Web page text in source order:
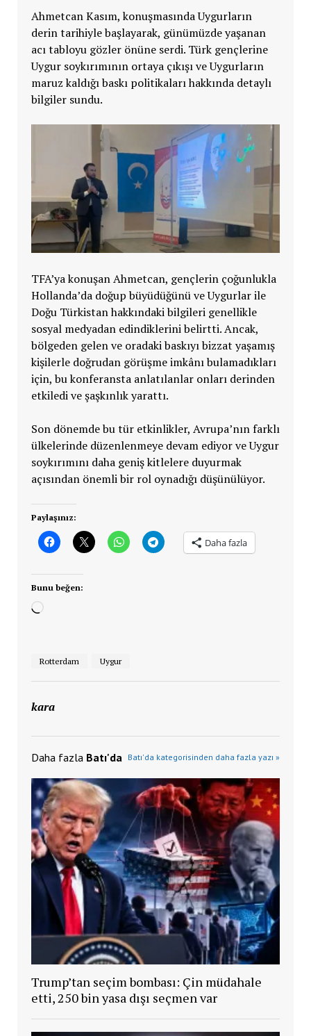
Ahmetcan Kasım, konuşmasında Uygurların
derin tarihiyle başlayarak, günümüzde yaşanan
acı tabloyu gözler önüne serdi. Türk gençlerine
Uygur soykırımının ortaya çıkışı ve Uygurların
maruz kaldığı baskı politikaları hakkında detaylı
bilgiler sundu.
TFA’ya konuşan Ahmetcan, gençlerin çoğunlukla
Hollanda’da doğup büyüdüğünü ve Uygurlar ile
Doğu Türkistan hakkındaki bilgileri genellikle
sosyal medyadan edindiklerini belirtti. Ancak,
bölgeden gelen ve oradaki baskıyı bizzat yaşamış
kişilerle doğrudan görüşme imkânı bulamadıkları
için, bu konferansta anlatılanlar onları derinden
etkiledi ve şaşkınlık yarattı.
Son dönemde bu tür etkinlikler, Avrupa’nın farklı
ülkelerinde düzenlenmeye devam ediyor ve Uygur
soykırımını daha geniş kitlelere duyurmak
açısından önemli bir rol oynadığı düşünülüyor.
Paylaşınız:
Daha fazla
Bunu beğen:
Yükleniyor...
Rotterdam Uygur
kara
Daha fazla Batı'da Batı'da kategorisinden daha fazla yazı »
Trump’tan seçim bombası: Çin müdahale
etti, 250 bin yasa dışı seçmen var